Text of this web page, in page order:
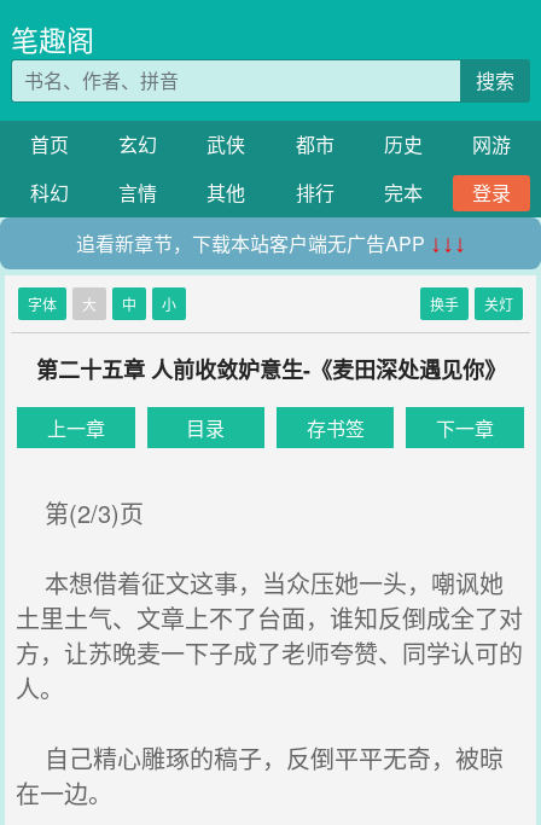
笔趣阁
搜索
首页 玄幻 武侠 都市 历史
网游
科幻
言情 其他 排行 完本
登录
追看新章节，下载本站客户端无广告APP ↓↓↓
字体 大 中 小 换手 关灯
第二十五章 人前收敛妒意生-《麦田深处遇见你》
上一章 目录 存书签 下一章
第(2/3)页
本想借着征文这事，当众压她一头，嘲讽她
土里土气、文章上不了台面，谁知反倒成全了对
方，让苏晚麦一下子成了老师夸赞、同学认可的
人。
自己精心雕琢的稿子，反倒平平无奇，被晾
在一边。